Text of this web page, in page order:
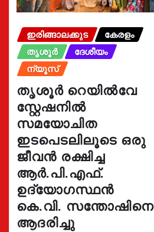
ഇരിങ്ങാലക്കുട
കേരളം
തൃശൂർ
ദേശീയം
ന്യൂസ്
തൃശൂർ റെയിൽവേ
സ്റ്റേഷനിൽ
സമയോചിത
ഇടപെടലിലൂടെ ഒരു
ജീവൻ രക്ഷിച്ച
ആർ.പി.എഫ്.
ഉദ്യോഗസ്ഥൻ
കെ.വി. സന്തോഷിനെ
ആദരിച്ചു